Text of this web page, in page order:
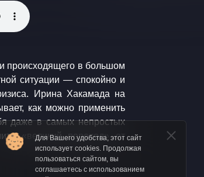
Для Вашего удобства, этот сайт
использует cookies. Продолжая
пользоваться сайтом, вы
соглашаетесь с использованием